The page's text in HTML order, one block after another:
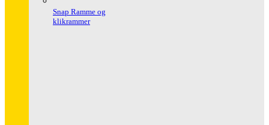
Snap Ramme og
klikrammer